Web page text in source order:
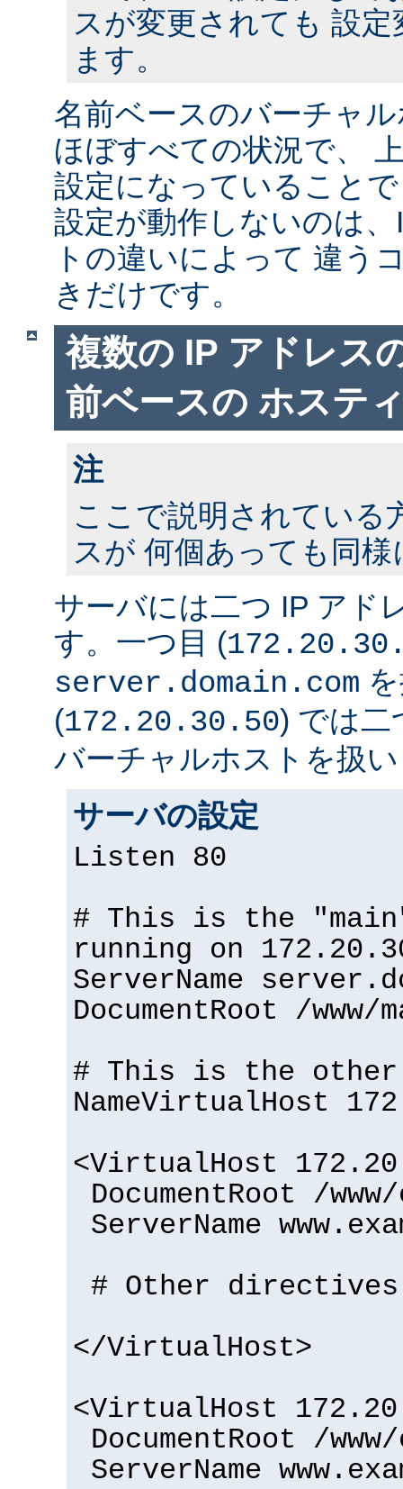
スが変更されても 設
ます。
名前ベースのバーチャ
ほぼすべての状況で、
設定になっていること
設定が動作しないのは
トの違いによって 違う
きだけです。
複数の IP アドレス
前ベースの ホステ
注
ここで説明されている
スが 何個あっても同
サーバには二つ IP アド
す。一つ目 (
server.domain.com
(172.20.30.50) では二
バーチャルホストを扱
サーバの設定
Listen 80
# This is the
running on
ServerName
DocumentRoot /www/
# This is the other
NameVirtualHost
<VirtualHost
DocumentRoot /
ServerName
# Other
</VirtualHost>
<VirtualHost
DocumentRoot /
ServerName